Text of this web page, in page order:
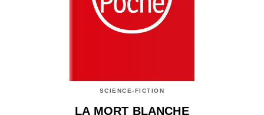
SCIENCE-FICTION
LA MORT BLANCHE